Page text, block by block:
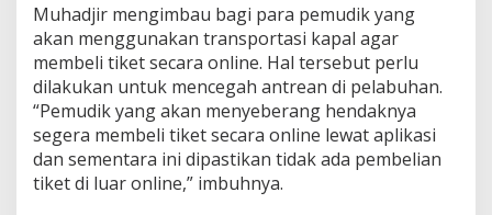
Muhadjir mengimbau bagi para pemudik yang
akan menggunakan transportasi kapal agar
membeli tiket secara online. Hal tersebut perlu
dilakukan untuk mencegah antrean di pelabuhan.
“Pemudik yang akan menyeberang hendaknya
segera membeli tiket secara online lewat aplikasi
dan sementara ini dipastikan tidak ada pembelian
tiket di luar online,” imbuhnya.